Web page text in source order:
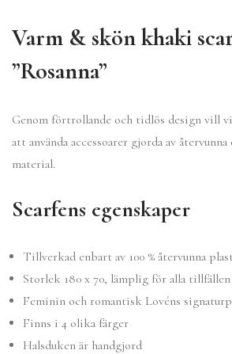
Varm & skön khaki
”Rosanna”
Genom förtrollande och tidlös design vill
att använda accessoarer gjorda av
material.
Scarfens egenskaper
Tillverkad enbart av 100 % återvunna
Storlek 180 x 70, lämplig för alla tillfällen
Feminin och romantisk Lovéns
Finns i 4 olika färger
Halsduken är handgjord